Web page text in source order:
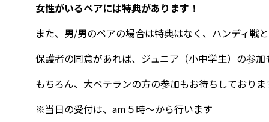
女性がいるペアには特典があります！
また、男/男のペアの場合は特典はなく、ハンディ戦
保護者の同意があれば、ジュニア（小中学生）の参加
もちろん、大ベテランの方の参加もお待ちしておりま
※当日の受付は、am５時～から行います